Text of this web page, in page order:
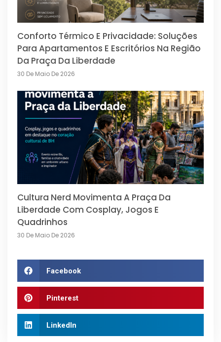
Conforto Térmico E Privacidade: Soluções
Para Apartamentos E Escritórios Na Região
Da Praça Da Liberdade
30 De Maio De 2026
Cultura Nerd Movimenta A Praça Da
Liberdade Com Cosplay, Jogos E
Quadrinhos
30 De Maio De 2026
Facebook
Pinterest
LinkedIn